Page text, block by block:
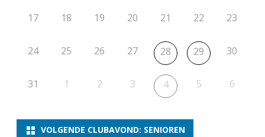
e
/
17 18 19 20 21 22 23
24 25 26 27 28 29 30
31 1 2 3 4 5 6
VOLGENDE CLUBAVOND: SENIOREN